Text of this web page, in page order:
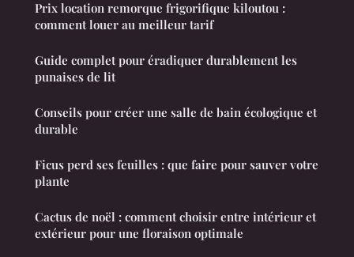
Prix location remorque frigorifique kiloutou :
comment louer au meilleur tarif
Guide complet pour éradiquer durablement les
punaises de lit
Conseils pour créer une salle de bain écologique et
durable
Ficus perd ses feuilles : que faire pour sauver votre
plante
Cactus de noël : comment choisir entre intérieur et
extérieur pour une floraison optimale